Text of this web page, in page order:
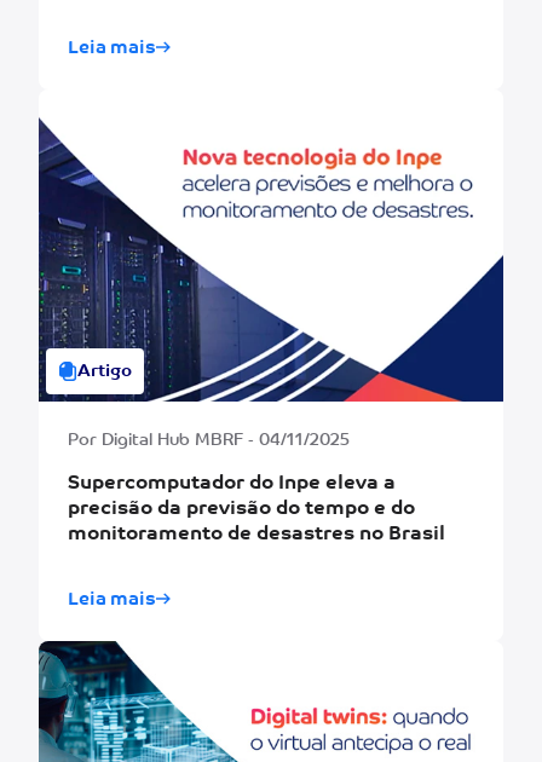
Leia mais
Artigo
Por Digital Hub MBRF - 04/11/2025
Supercomputador do Inpe eleva a
precisão da previsão do tempo e do
monitoramento de desastres no Brasil
Leia mais